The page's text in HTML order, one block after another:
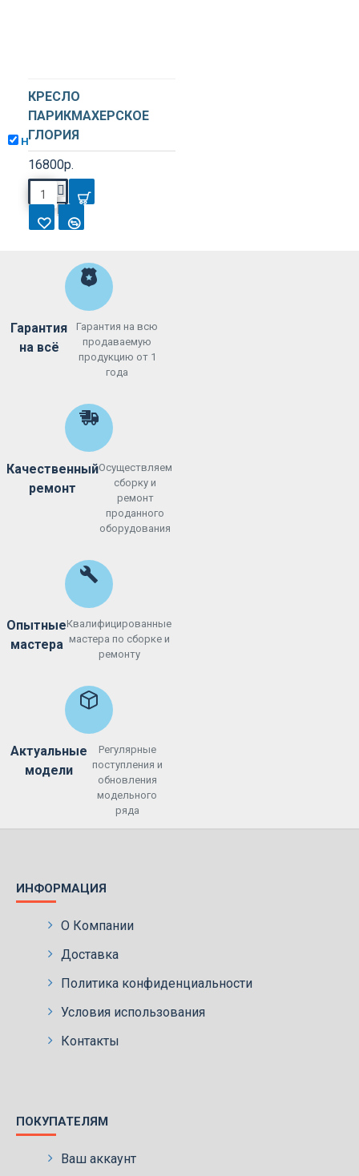
Не показывать снова
КРЕСЛО
ПАРИКМАХЕРСКОЕ
ГЛОРИЯ
16800р.
Гарантия
на всё
Гарантия на всю
продаваемую
продукцию от 1
года
Качественный
ремонт
Осуществляем
сборку и
ремонт
проданного
оборудования
Опытные
мастера
Квалифицированные
мастера по сборке и
ремонту
Актуальные
модели
Регулярные
поступления и
обновления
модельного
ряда
ИНФОРМАЦИЯ
О Компании
Доставка
Политика конфиденциальности
Условия использования
Контакты
ПОКУПАТЕЛЯМ
Ваш аккаунт